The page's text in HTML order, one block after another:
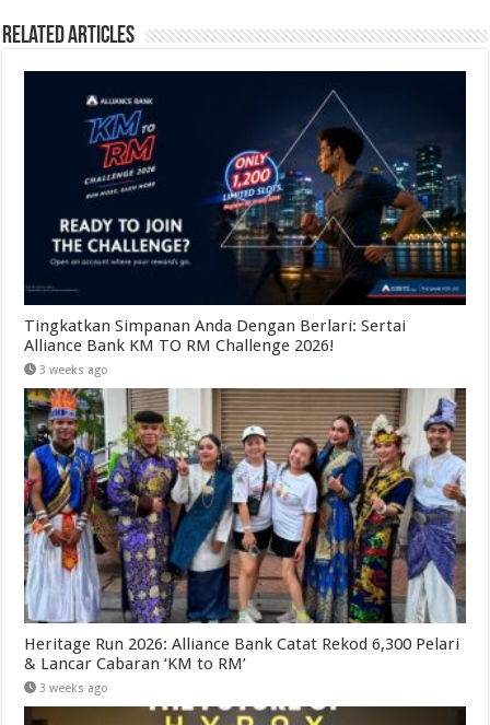
Related Articles
Tingkatkan Simpanan Anda Dengan Berlari: Sertai
Alliance Bank KM TO RM Challenge 2026!
3 weeks ago
Heritage Run 2026: Alliance Bank Catat Rekod 6,300 Pelari
& Lancar Cabaran ‘KM to RM’
3 weeks ago